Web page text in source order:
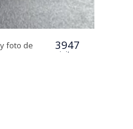
foto de 3947
visitas